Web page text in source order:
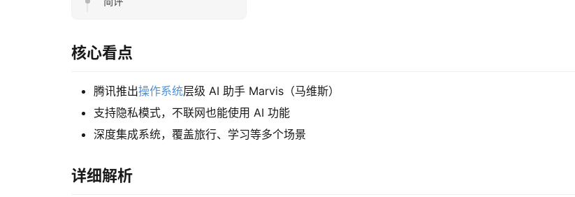
核心看点
腾讯推出操作系统层级 AI 助手 Marvis（马维斯）
支持隐私模式，不联网也能使用 AI 功能
深度集成系统，覆盖旅行、学习等多个场景
详细解析